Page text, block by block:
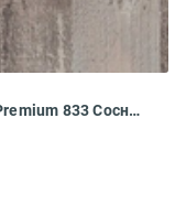
504035049 Ламинат Tarkett Robinson Premium 833 Сосна Гималайская